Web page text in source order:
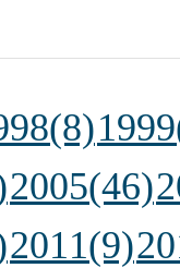
2005(46)
2011(9)